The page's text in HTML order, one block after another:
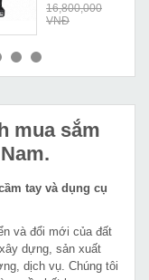
MUA NGAY
16,800,000
VNĐ
mua sắm
tay và dụng cụ
và đổi mới của đất
dựng, sản xuất
dịch vụ. Chúng tôi